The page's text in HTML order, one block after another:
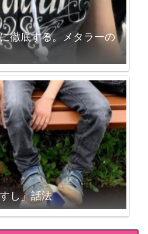
徹底する。メタラーの
し」話法